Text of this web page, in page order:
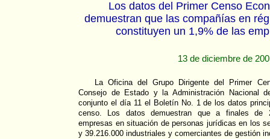
Los datos del Primer Censo
demuestran que las compañías en
constituyen un 1,9% de las
13 de diciembre de
La Oficina del Grupo Dirigente del Primer
Consejo de Estado y la Administración Nacional
conjunto el día 11 el Boletín No. 1 de los datos
censo. Los datos demuestran que a finales de
empresas en situación de personas jurídicas en los
y 39.216.000 industriales y comerciantes de gestión